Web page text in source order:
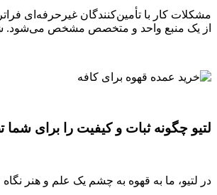
مشکلات کار با تأمین‌کنندگان غیرحرفه‌ای
از یک منبع واحد و متخصص مشخص می‌شود. شما
لتیو چگونه ثبات و کیفیت را برای
در لتیو، ما به قهوه به چشم یک علم و هنر